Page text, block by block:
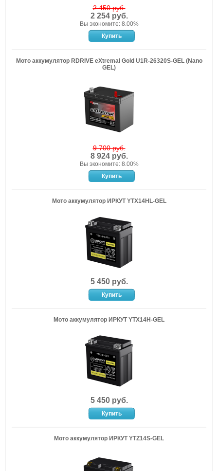
2 450 руб.
2 254 руб.
Вы экономите: 8.00%
Мото аккумулятор RDRIVE eXtremal Gold U1R-26320S-GEL (Nano
GEL)
9 700 руб.
8 924 руб.
Вы экономите: 8.00%
Мото аккумулятор ИРКУТ YTX14HL-GEL
5 450 руб.
Мото аккумулятор ИРКУТ YTX14H-GEL
5 450 руб.
Мото аккумулятор ИРКУТ YTZ14S-GEL